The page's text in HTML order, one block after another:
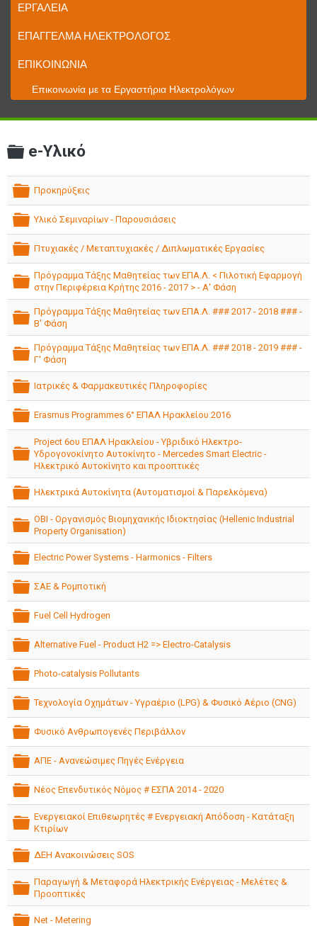
ΕΡΓΑΛΕΊΑ
ΕΠΆΓΓΕΛΜΑ ΗΛΕΚΤΡΟΛΌΓΟΣ
ΕΠΙΚΟΙΝΩΝΊΑ
Επικοινωνία με τα Εργαστήρια Ηλεκτρολόγων
e-Υλικό
folder
Προκηρύξεις
folder
Υλικό Σεμιναρίων - Παρουσιάσεις
folder
Πτυχιακές / Μεταπτυχιακές / Διπλωματικές Εργασίες
folder
Πρόγραμμα Τάξης Μαθητείας των ΕΠΑ.Λ. < Πιλοτική Εφαρμογή
στην Περιφέρεια Κρήτης 2016 - 2017 > - Α' Φάση
folder
Πρόγραμμα Τάξης Μαθητείας των ΕΠΑ.Λ. ### 2017 - 2018 ### -
Β' Φάση
folder
Πρόγραμμα Τάξης Μαθητείας των ΕΠΑ.Λ. ### 2018 - 2019 ### -
Γ' Φάση
folder
Ιατρικές & Φαρμακευτικές Πληροφορίες
folder
Erasmus Programmes 6° ΕΠΑΛ Ηρακλείου 2016
folder
Project 6ου ΕΠΑΛ Ηρακλείου - Υβριδικό Ηλεκτρο-
Υδρογονοκίνητο Αυτοκίνητο - Mercedes Smart Electric -
Ηλεκτρικό Αυτοκίνητο και προοπτικές
folder
Ηλεκτρικά Αυτοκίνητα (Αυτοματισμοί & Παρελκόμενα)
folder
ΟΒΙ - Οργανισμός Βιομηχανικής Ιδιοκτησίας (Hellenic Industrial
Property Organisation)
folder
Electric Power Systems - Harmonics - Filters
folder
ΣΑΕ & Ρομποτική
folder
Fuel Cell Hydrogen
folder
Alternative Fuel - Product H2 => Electro-Catalysis
folder
Photo-catalysis Pollutants
folder
Τεχνολογία Οχημάτων - Υγραέριο (LPG) & Φυσικό Αέριο (CNG)
folder
Φυσικό Ανθρωπογενές Περιβάλλον
folder
ΑΠΕ - Ανανεώσιμες Πηγές Ενέργεια
folder
Νέος Επενδυτικός Νόμος # ΕΣΠΑ 2014 - 2020
folder
Ενεργειακοί Επιθεωρητές # Ενεργειακή Απόδοση - Κατάταξη
Κτιρίων
folder
ΔΕΗ Ανακοινώσεις SOS
folder
Παραγωγή & Μεταφορά Ηλεκτρικής Ενέργειας - Μελέτες &
Προοπτικές
Net - Metering